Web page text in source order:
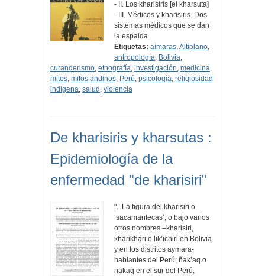
- II. Los kharisiris [el kharsuta]
- III. Médicos y kharisiris. Dos
sistemas médicos que se dan
la espalda
Etiquetas: aimaras,Altiplano,
antropología, Bolivia,
curanderismo, etnografía, investigación, medicina,
mitos, mitos andinos, Perú, psicología, religiosidad
indígena, salud , violencia
De kharisiris y kharsutas :
Epidemiología de la
enfermedad "de kharisiri"
"...La figura del kharisiri o
‘sacamantecas’, o bajo varios
otros nombres –kharisiri,
kharikhari o lik’ichiri en Bolivia
y en los distritos aymara-
hablantes del Perú; ñak’aq o
nakaq en el sur del Perú,